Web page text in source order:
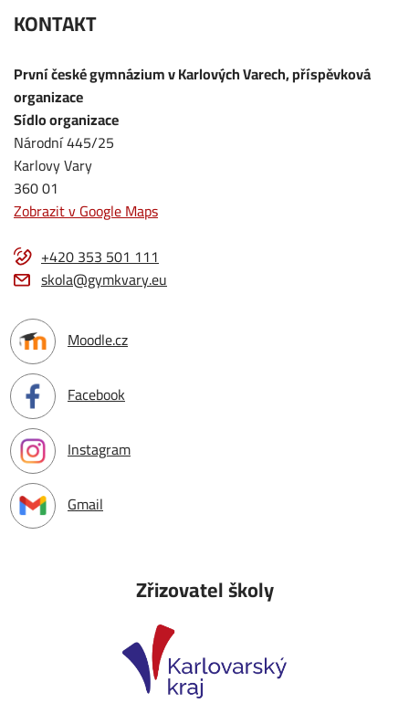
KONTAKT
První české gymnázium v Karlových Varech, příspěvková
organizace
Sídlo organizace
Národní 445/25
Karlovy Vary
360 01
Zobrazit v Google Maps
+420 353 501 111
skola@gymkvary.eu
Moodle.cz
Facebook
Instagram
Gmail
Zřizovatel školy